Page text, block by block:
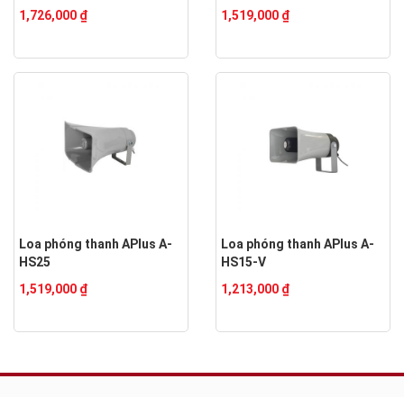
1,726,000 ₫
1,519,000 ₫
Loa phóng thanh APlus A-
HS25
1,519,000 ₫
Loa phóng thanh APlus A-
HS15-V
1,213,000 ₫